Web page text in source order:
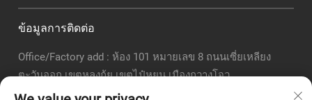
ข้อมูลการติดต่อ
Office/Factory add : ห้อง 101 หมายเลข 8 ถนนเซี่ยเหลียง
ตะวันออก เขตหลงกุ้ย เขตไป๋หยุน เมืองกวางโจว
อีเมล :[email protected]